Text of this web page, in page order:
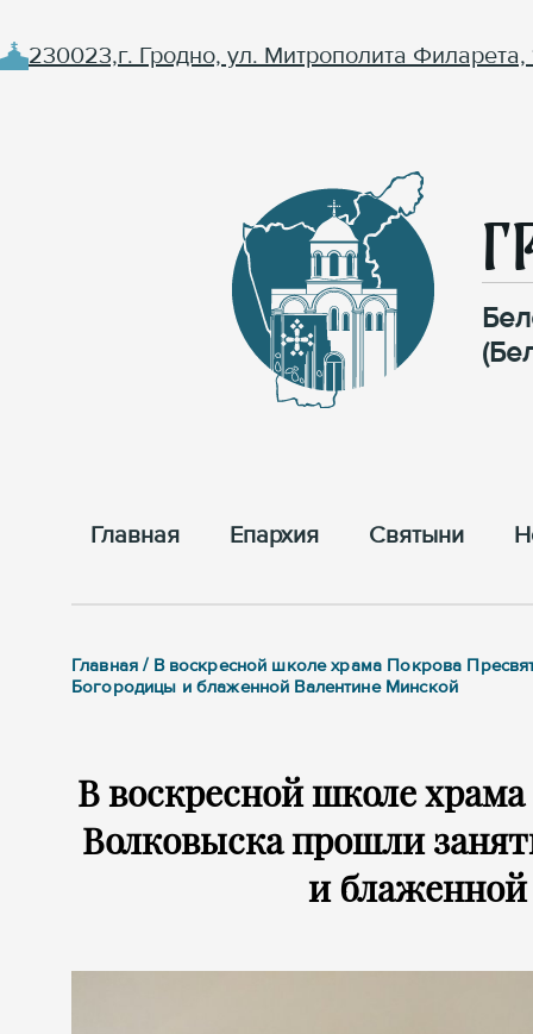
230023,г. Гродно, ул. Митрополита Филарета,
Главная Епархия Cвятыни
Главная / В воскресной школе храма Покрова
Богородицы и блаженной Валентине Минской
В воскресной школе
Волковыска прошли
и